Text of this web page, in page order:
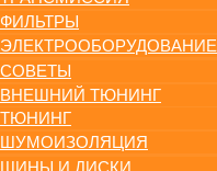
ФИЛЬТРЫ
ЭЛЕКТРООБОРУДОВАНИЕ
СОВЕТЫ
ВНЕШНИЙ ТЮНИНГ
ТЮНИНГ
ШУМОИЗОЛЯЦИЯ
ШИНЫ И ДИСКИ